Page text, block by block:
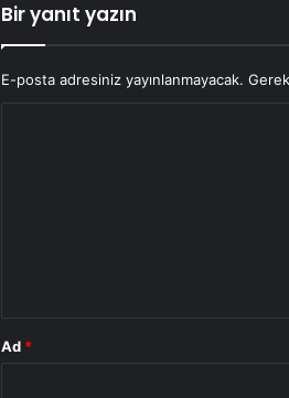
Bir yanıt yazın
E-posta adresiniz yayınlanmayacak.
Ad *